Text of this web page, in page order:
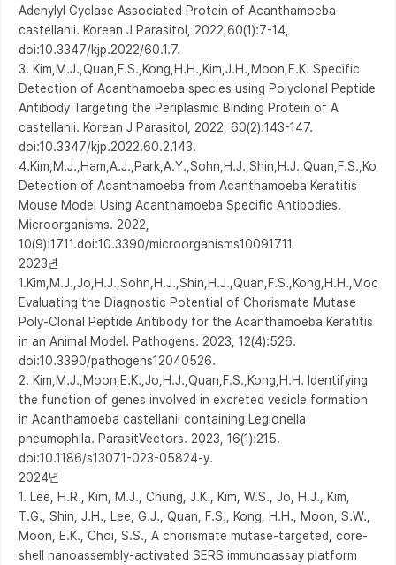
Adenylyl Cyclase Associated Protein of Acanthamoeba
castellanii. Korean J Parasitol, 2022,60(1):7-14,
doi:10.3347/kjp.2022/60.1.7.
3. Kim,M.J.,Quan,F.S.,Kong,H.H.,Kim,J.H.,Moon,E.K. Specific
Detection of Acanthamoeba species using Polyclonal Peptide
Antibody Targeting the Periplasmic Binding Protein of A
castellanii. Korean J Parasitol, 2022, 60(2):143-147.
doi:10.3347/kjp.2022.60.2.143.
Detection of Acanthamoeba from Acanthamoeba Keratitis
Mouse Model Using Acanthamoeba Specific Antibodies.
Microorganisms. 2022,
10(9):1711.doi:10.3390/microorganisms10091711
2023년
Evaluating the Diagnostic Potential of Chorismate Mutase
Poly-Clonal Peptide Antibody for the Acanthamoeba Keratitis
in an Animal Model. Pathogens. 2023, 12(4):526.
doi:10.3390/pathogens12040526.
2. Kim,M.J.,Moon,E.K.,Jo,H.J.,Quan,F.S.,Kong,H.H. Identifying
the function of genes involved in excreted vesicle formation
in Acanthamoeba castellanii containing Legionella
pneumophila. ParasitVectors. 2023, 16(1):215.
doi:10.1186/s13071-023-05824-y.
2024년
1. Lee, H.R., Kim, M.J., Chung, J.K., Kim, W.S., Jo, H.J., Kim,
T.G., Shin, J.H., Lee, G.J., Quan, F.S., Kong, H.H., Moon, S.W.,
Moon, E.K., Choi, S.S., A chorismate mutase-targeted, core-
shell nanoassembly-activated SERS immunoassay platform